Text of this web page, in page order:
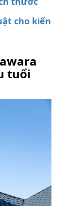
cho kiến
tuổi